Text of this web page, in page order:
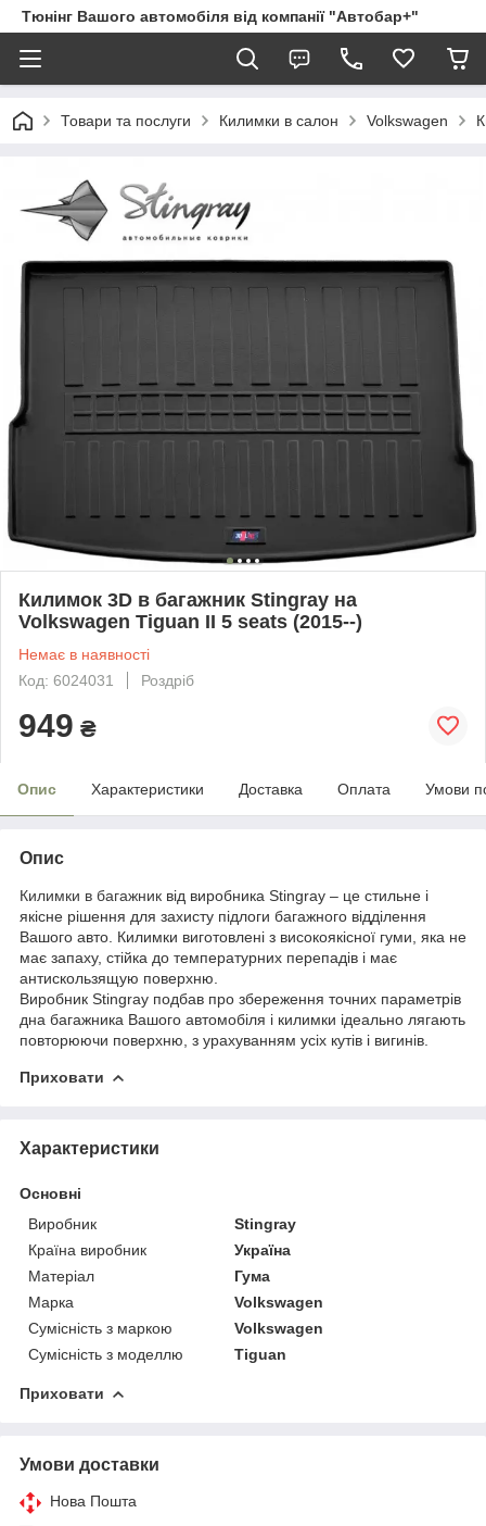
Тюнінг Вашого автомобіля від компанії "Автобар+"
Товари та послуги Килимки в салон Volkswagen
Килимок 3D в багажник Stingray на
Volkswagen Tiguan II 5 seats (2015--)
Немає в наявності
Код: 6024031
Роздріб
949 ₴
Опис Характеристики Доставка Оплата Умови
Опис
Килимки в багажник від виробника Stingray – це стильне і
якісне рішення для захисту підлоги багажного відділення
Вашого авто. Килимки виготовлені з високоякісної гуми, яка не
має запаху, стійка до температурних перепадів і має
антискользящую поверхню.
Виробник Stingray подбав про збереження точних параметрів
дна багажника Вашого автомобіля і килимки ідеально лягають
повторюючи поверхню, з урахуванням усіх кутів і вигинів.
Приховати
Характеристики
Основні
Виробник
Stingray
Країна виробник
Україна
Матеріал
Гума
Марка
Volkswagen
Сумісність з маркою
Volkswagen
Сумісність з моделлю
Tiguan
Приховати
Умови доставки
Нова Пошта